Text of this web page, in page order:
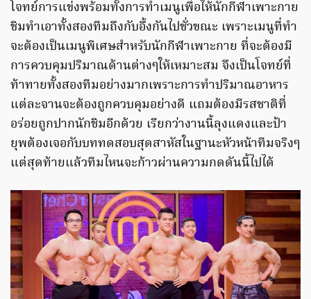
โจทย์การแข่งพร้อมทั้งการทำเมนูเพื่อให้นักกีฬาเพาะกาย
ชิมทำเอาทั้งสองทีมถึงกับอึ้งกันไปชั่วขณะ เพราะเมนูที่ทำ
จะต้องเป็นเมนูพิเศษสำหรับนักกีฬาเพาะกาย ที่จะต้องมี
การควบคุมปริมาณด้านต่างๆให้เหมาะสม จึงเป็นโจทย์ที่
ท้าทายทั้งสองทีมอย่างมากเพราะการทำปริมาณอาหาร
แต่ละจานจะต้องถูกควบคุมอย่างดี แถมต้องมีรสชาติที่
อร่อยถูกปากนักชิมอีกด้วย เรียกว่างานนี้ลุงแดงและป้า
ยุพต้องเจอกับบททดสอบสุดสาหัสในฐานะหัวหน้าทีมจริงๆ
แต่สุดท้ายแล้วทีมไหนจะก้าวผ่านความกดดันนี้ไปได้